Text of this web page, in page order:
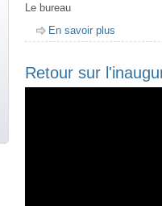
Le bureau
En savoir plus
Retour sur